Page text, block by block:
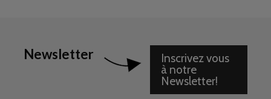
Newsletter
Inscrivez vous
à notre
Newsletter!